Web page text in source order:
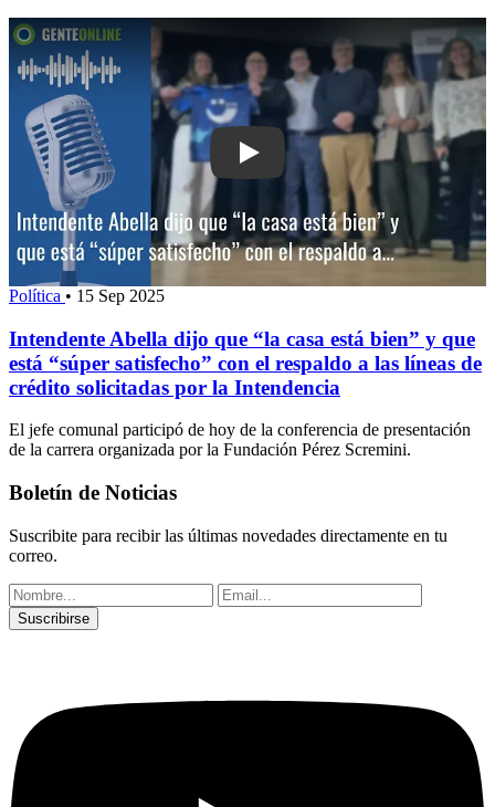
Play: Intendente Abella dijo que “la
Política • 15 Sep 2025
Intendente Abella dijo que “la casa está bien” y que
está “súper satisfecho” con el respaldo a las líneas de
crédito solicitadas por la Intendencia
El jefe comunal participó de hoy de la conferencia de presentación
de la carrera organizada por la Fundación Pérez Scremini.
Boletín de Noticias
Suscribite para recibir las últimas novedades directamente en tu
correo.
Suscribirse